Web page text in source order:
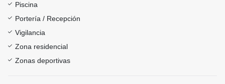
Piscina
Portería / Recepción
Vigilancia
Zona residencial
Zonas deportivas